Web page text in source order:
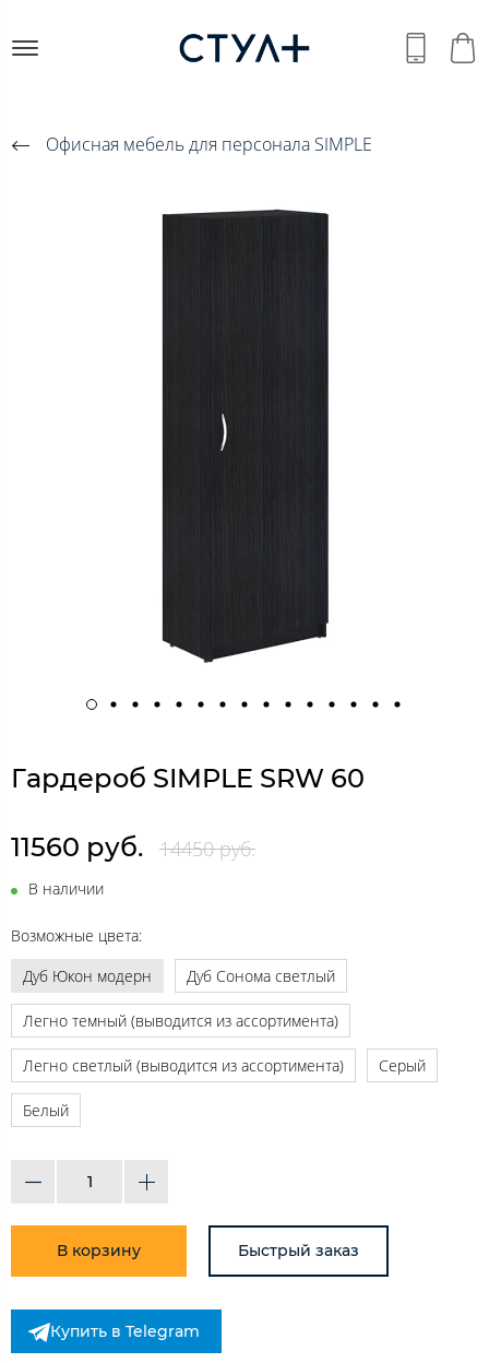
Офисная мебель для персонала SIMPLE
Гардероб SIMPLE SRW 60
11560 руб. 14450 руб.
В наличии
Возможные цвета:
Дуб Юкон модерн
Дуб Сонома светлый
Легно темный (выводится из ассортимента)
Легно светлый (выводится из ассортимента) Серый
Белый
В корзину Быстрый заказ
Купить в Telegram